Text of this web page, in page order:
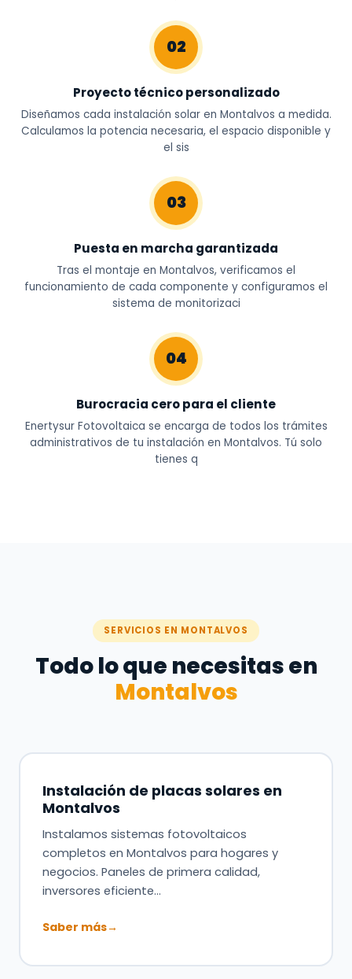
02
Proyecto técnico personalizado
Diseñamos cada instalación solar en Montalvos a medida.
Calculamos la potencia necesaria, el espacio disponible y
el sis
03
Puesta en marcha garantizada
Tras el montaje en Montalvos, verificamos el
funcionamiento de cada componente y configuramos el
sistema de monitorizaci
04
Burocracia cero para el cliente
Enertysur Fotovoltaica se encarga de todos los trámites
administrativos de tu instalación en Montalvos. Tú solo
tienes q
SERVICIOS EN MONTALVOS
Todo lo que necesitas en
Montalvos
Instalación de placas solares en
Montalvos
Instalamos sistemas fotovoltaicos
completos en Montalvos para hogares y
negocios. Paneles de primera calidad,
inversores eficiente…
Saber más→